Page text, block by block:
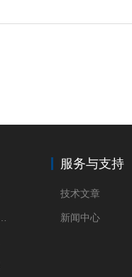
服务与支持
技术文章
新闻中心